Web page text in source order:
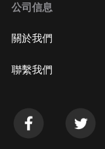
公司信息
關於我們
聯繫我們